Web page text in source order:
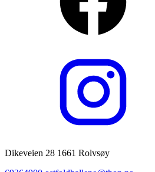
Dikeveien 28 1661 Rolvsøy